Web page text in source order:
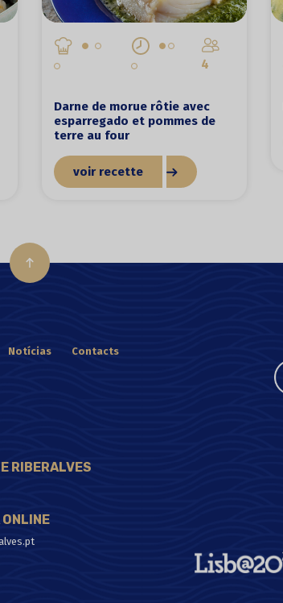
4
Darne de morue rôtie avec
esparregado et pommes de
terre au four
voir recette
Notícias Contacts
RIBERALVES